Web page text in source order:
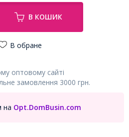
В КОШИК
В обране
оптовому сайті
замовлення 3000 грн.
на Opt.DomBusin.com